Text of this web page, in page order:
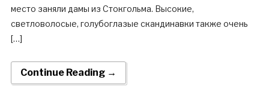
место заняли дамы из Стокгольма. Высокие,
светловолосые, голубоглазые скандинавки также очень
[…]
Continue Reading →